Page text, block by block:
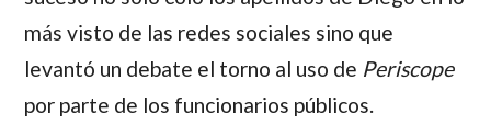
más visto de las redes sociales sino que
levantó un debate el torno al uso de Periscope
por parte de los funcionarios públicos.